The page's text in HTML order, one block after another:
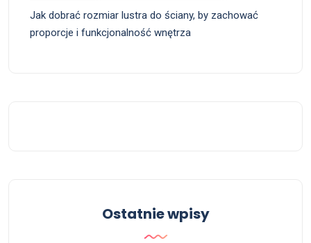
Jak dobrać rozmiar lustra do ściany, by zachować
proporcje i funkcjonalność wnętrza
Ostatnie wpisy